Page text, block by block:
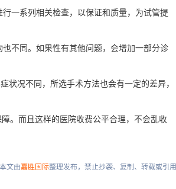
一系列相关检查，以保证和质量，为试管提
不同。如果性有其他问题，会增加一部分诊
况不同，所选手术方法也会有一定的差异，
。而且这样的医院收费公平合理，不会乱收
本文由嘉胜国际整理发布，禁止抄袭、复制、转载或引用